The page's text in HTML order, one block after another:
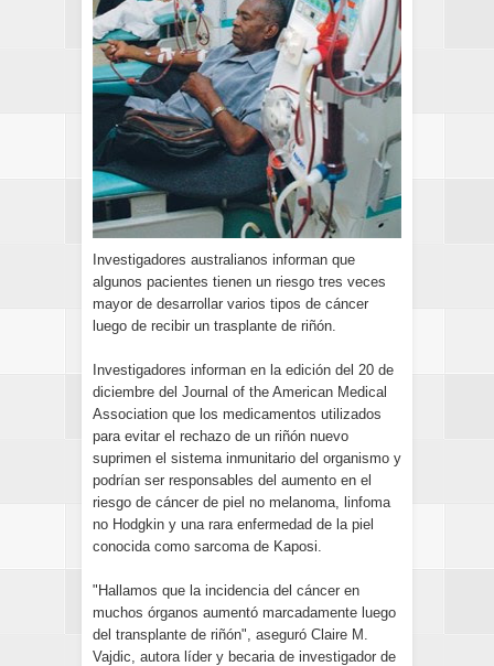
Investigadores australianos informan que
algunos pacientes tienen un riesgo tres veces
mayor de desarrollar varios tipos de cáncer
luego de recibir un trasplante de riñón.
Investigadores informan en la edición del 20 de
diciembre del Journal of the American Medical
Association que los medicamentos utilizados
para evitar el rechazo de un riñón nuevo
suprimen el sistema inmunitario del organismo y
podrían ser responsables del aumento en el
riesgo de cáncer de piel no melanoma, linfoma
no Hodgkin y una rara enfermedad de la piel
conocida como sarcoma de Kaposi.
"Hallamos que la incidencia del cáncer en
muchos órganos aumentó marcadamente luego
del transplante de riñón", aseguró Claire M.
Vajdic, autora líder y becaria de investigador de